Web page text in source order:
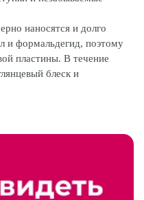
наносятся и долго
и формальдегид, поэтому
пластины. В течение
блеск и